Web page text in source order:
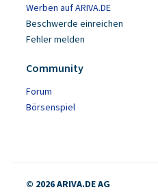
Werben auf ARIVA.DE
Beschwerde einreichen
Fehler melden
Community
Forum
Börsenspiel
© 2026 ARIVA.DE AG